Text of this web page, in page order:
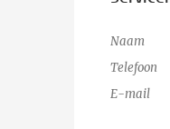
Naam
Telefoon
E-mail